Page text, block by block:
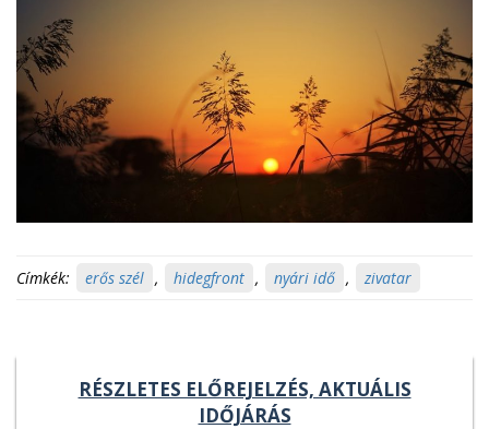
Címkék: erős szél , hidegfront , nyári idő , zivatar
RÉSZLETES ELŐREJELZÉS, AKTUÁLIS
IDŐJÁRÁS